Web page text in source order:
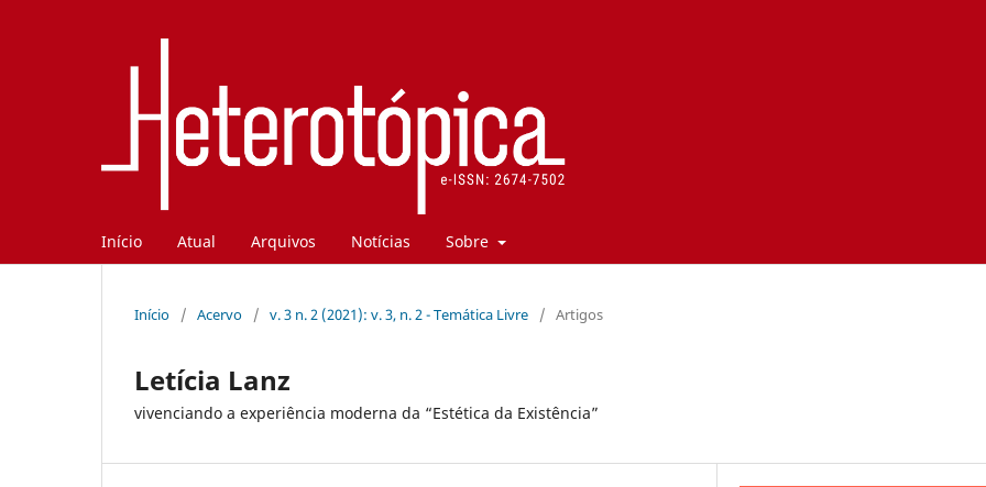
Início Atual Arquivos Notícias Sobre
Início / Acervo / v. 3 n. 2 (2021): v. 3, n. 2 - Temática Livre / Artigos
Letícia Lanz
vivenciando a experiência moderna da “Estética da Existência”